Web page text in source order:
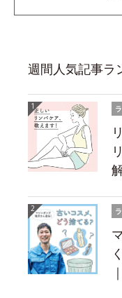
週間人気記事ラ